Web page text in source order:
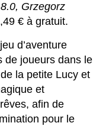
Grzegorz
€ à gratuit.
d’aventure
de joueurs dans le
la petite Lucy et
et
afin de
pour le